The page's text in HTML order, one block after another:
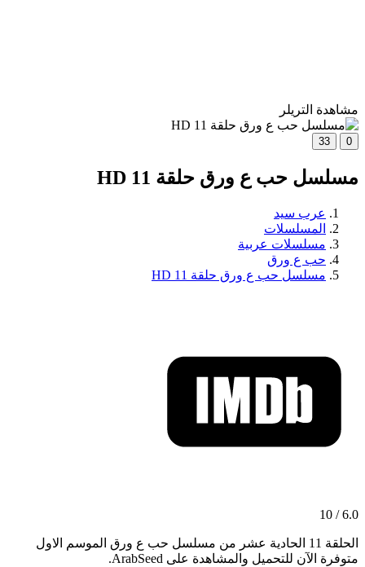
مشاهدة التريلر
0
33
مسلسل حب ع ورق حلقة 11 HD
عرب سيد
المسلسلات
مسلسلات عربية
حب ع ورق
مسلسل حب ع ورق حلقة 11 HD
6.0 / 10
الحلقة 11 الحادية عشر من مسلسل حب ع ورق الموسم الاول
متوفرة الآن للتحميل والمشاهدة على ArabSeed.